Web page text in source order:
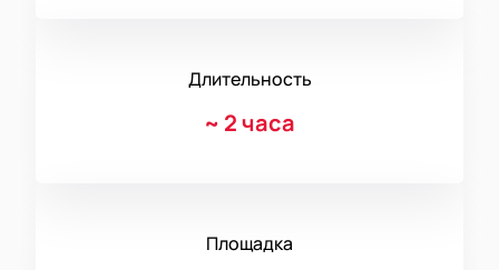
Длительность
~ 2 часа
Площадка